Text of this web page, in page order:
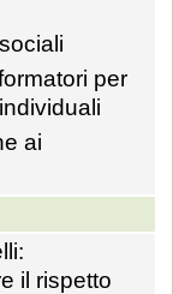
per
ai
il rispetto